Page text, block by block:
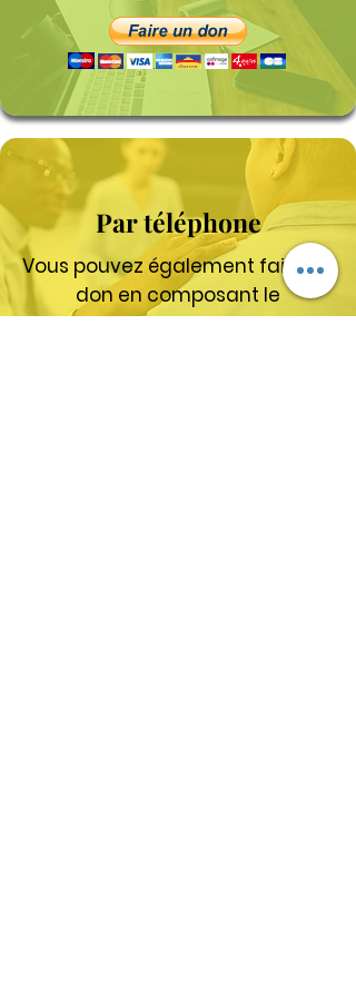
Par téléphone
Vous pouvez également faire un
don en composant le
1 800-465-4544